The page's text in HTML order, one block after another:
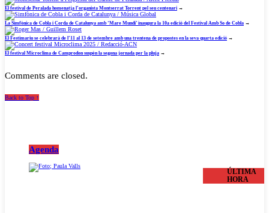
El festival de Peralada homenatja l’organista Montserrat Torrent pel seu centenari →
La Simfònica de Cobla i Corda de Catalunya amb ‘Mare Mundi’ inaugura la 10a edició del Festival Amb So de Cobla →
El Festimariu se celebrarà de l’11 al 13 de setembre amb una trentena de propostes en la seva quarta edició →
El festival Microclima de Camprodon suspèn la segona jornada per la pluja →
Comments are closed.
Back to Top ↑
Agenda
ÚLTIMA
HORA